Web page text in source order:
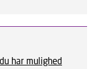
har mulighed